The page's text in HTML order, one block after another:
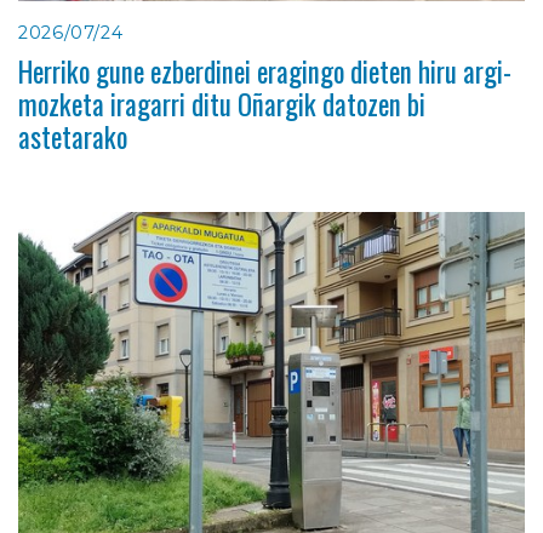
2026/07/24
Herriko gune ezberdinei eragingo dieten hiru argi-
mozketa iragarri ditu Oñargik datozen bi
astetarako